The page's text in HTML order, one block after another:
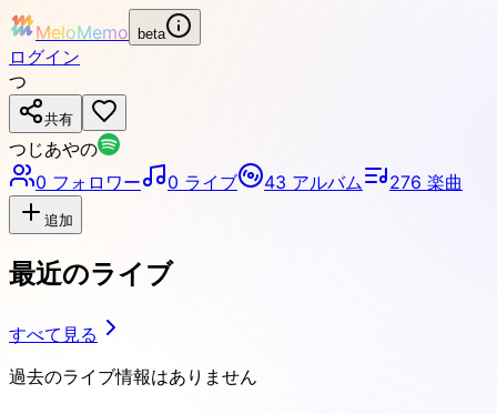
MeloMemo beta
ログイン
つ
共有
つじあやの
0 フォロワー 0 ライブ 43 アルバム 276 楽曲
追加
最近のライブ
すべて見る
過去のライブ情報はありません